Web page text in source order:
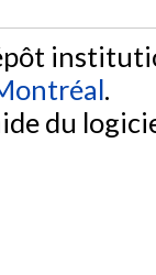
.
du